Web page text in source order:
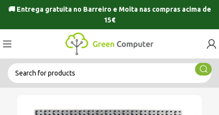
🚚 Entrega gratuita no Barreiro e Moitanas compras acima de
15€